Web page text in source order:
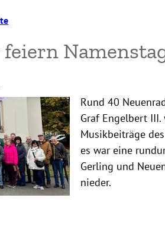
Rund 40
Graf Engelbert
Musikbeiträge
es war eine
Gerling und
nieder.